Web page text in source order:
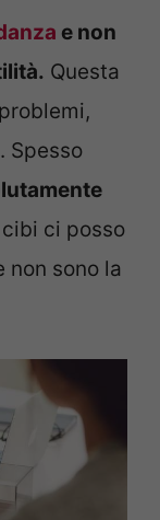
e non
Questa
Spesso
ci posso
non sono la